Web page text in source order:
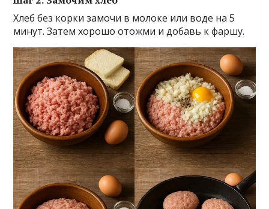
Хлеб без корки замочи в молоке или воде на 5
минут. Затем хорошо отожми и добавь к фаршу.